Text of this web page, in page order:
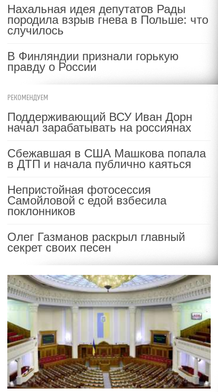
Нахальная идея депутатов Рады
породила взрыв гнева в Польше: что
случилось
В Финляндии признали горькую
правду о России
РЕКОМЕНДУЕМ
Поддерживающий ВСУ Иван Дорн
начал зарабатывать на россиянах
Сбежавшая в США Машкова попала
в ДТП и начала публично каяться
Непристойная фотосессия
Самойловой с едой взбесила
поклонников
Олег Газманов раскрыл главный
секрет своих песен